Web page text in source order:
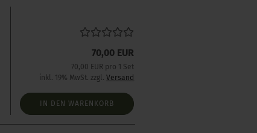
70,00 EUR
70,00 EUR pro 1 Set
inkl. 19% MwSt. zzgl.Versand
IN DEN WARENKORB